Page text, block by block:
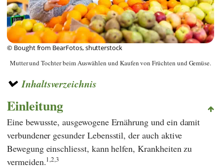
© Bought from BearFotos, shutterstock
Mutter und Tochter beim Auswählen und Kaufen von Früchten und Gemüse.
Inhaltsverzeichnis
Einleitung
Eine bewusste, ausgewogene Ernährung und ein damit
verbundener gesunder Lebensstil, der auch aktive
Bewegung einschliesst, kann helfen, Krankheiten zu
vermeiden.1,2,3